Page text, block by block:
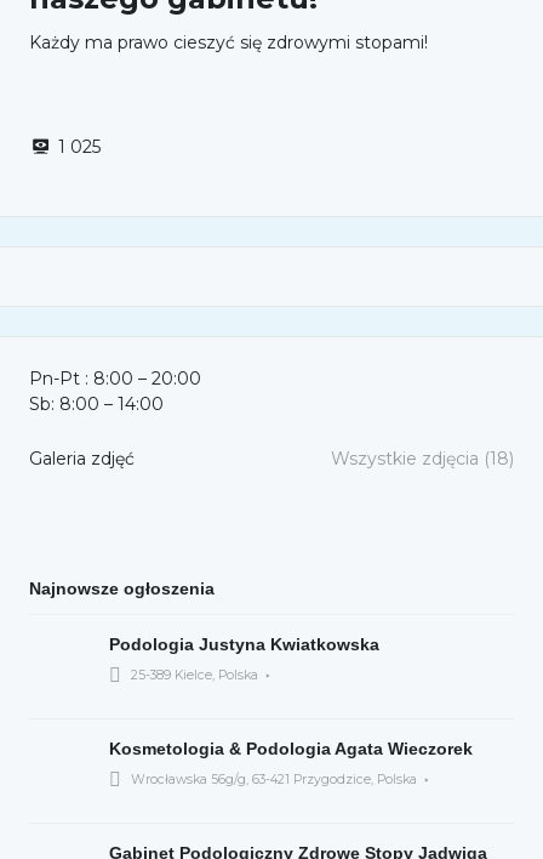
Każdy ma prawo cieszyć się zdrowymi stopami!
1 025
Pn-Pt : 8:00 – 20:00
Sb: 8:00 – 14:00
Galeria zdjęć Wszystkie zdjęcia (18)
Najnowsze ogłoszenia
Podologia Justyna Kwiatkowska
25-389 Kielce, Polska
Kosmetologia & Podologia Agata Wieczorek
Wrocławska 56g/g, 63-421 Przygodzice, Polska
Gabinet Podologiczny Zdrowe Stopy Jadwiga